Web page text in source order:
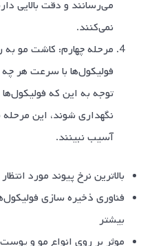
می‌رسانند و دقت بالایی
نمی‌کنند.
فولیکول‌ها با سرعت هر چه
توجه به این که
نگهداری شوند، این
آسیب نبینند.
بالاترین نرخ پیوند مورد انتظار
فناوری ذخیره سازی
بیشتر
موثر بر روی انواع مو و پوست